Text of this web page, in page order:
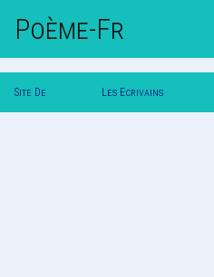
Poème-Fr
Site De Les Ecrivains